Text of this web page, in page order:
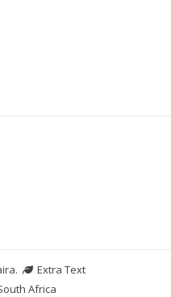
.
Extra Text
Africa